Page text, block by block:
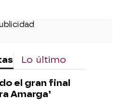
Lo último
el gran final
Amarga’